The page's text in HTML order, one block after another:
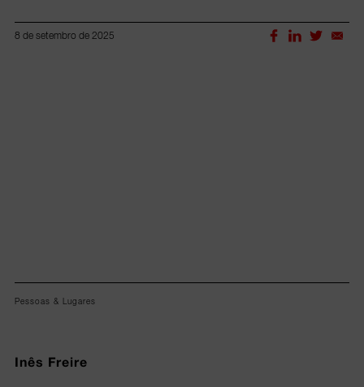
8 de setembro de 2025
Pessoas & Lugares
Inês Freire